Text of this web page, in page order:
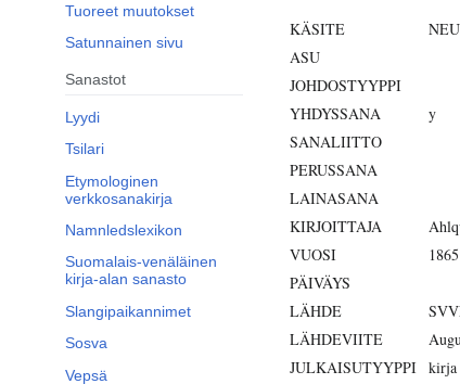
Tuoreet muutokset
Satunnainen sivu
Sanastot
Lyydi
Tsilari
Etymologinen
verkkosanakirja
Namnledslexikon
Suomalais-venäläinen
kirja-alan sanasto
Slangipaikannimet
Sosva
Vepsä
KÄSITE
ASU
JOHDOSTYYPPI
YHDYSSANA
y
SANALIITTO
PERUSSANA
LAINASANA
KIRJOITTAJA
VUOSI
1865
PÄIVÄYS
LÄHDE
LÄHDEVIITE
JULKAISUTYYPPI kirja